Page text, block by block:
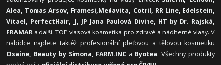
Alea, Tomas Arsov, Framesi,Medavita, Cotril, RR Line, Edelstein,
Vitael, PerfectHair, JJ, JP Jana Paulová Divine, HT by Dr. Rajská,
FRAMAR a další. TOP vlasová kosmetika pro zdravé a nádherné vlasy. V
nabídce najdete taktéž profesionální pleťovou a tělovou kosmetiku
Osaine, Beauty by Simona, FARM.INC a Byotea. Všechny produkty